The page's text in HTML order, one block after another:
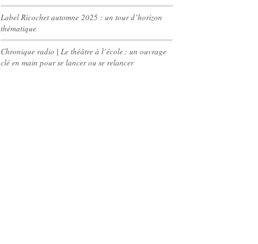
Label Ricochet automne 2025 : un tour d’horizon
thématique
Chronique radio | Le théâtre à l’école : un ouvrage
clé en main pour se lancer ou se relancer